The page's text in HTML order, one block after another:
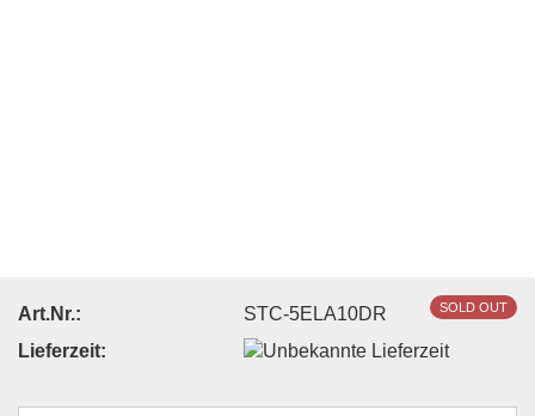
SOLD OUT
Art.Nr.:
STC-5ELA10DR
Lieferzeit: